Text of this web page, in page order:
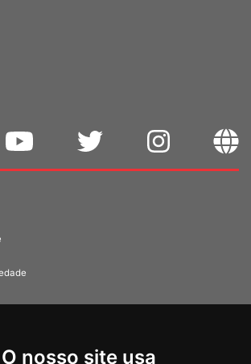
O nosso site usa